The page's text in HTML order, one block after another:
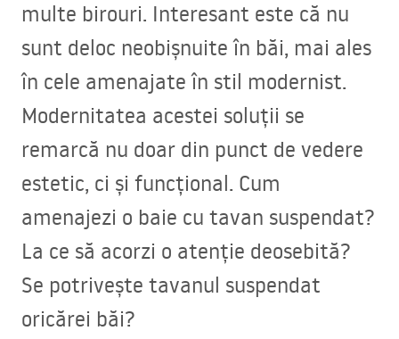
multe birouri. Interesant este că nu
sunt deloc neobișnuite în băi, mai ales
în cele amenajate în stil modernist.
Modernitatea acestei soluții se
remarcă nu doar din punct de vedere
estetic, ci și funcțional. Cum
amenajezi o baie cu tavan suspendat?
La ce să acorzi o atenție deosebită?
Se potrivește tavanul suspendat
oricărei băi?